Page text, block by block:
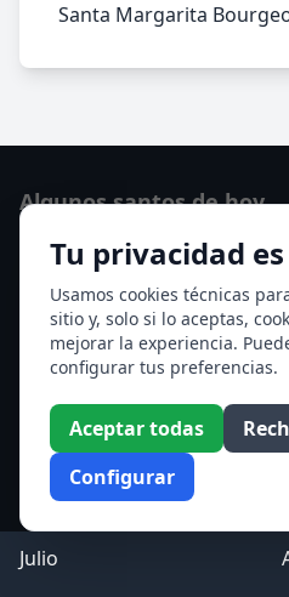
Santa Margarita
Tu privacidad
Usamos cookies técnicas
sitio y, solo si lo aceptas,
mejorar la experiencia.
configurar tus preferencias.
Aceptar todas
Configurar
Algunos santos de hoy
Santo Domingo de Guzmán
Ver todos los santos de hoy
Acceso a los Meses
Enero
Marzo
Mayo
Julio